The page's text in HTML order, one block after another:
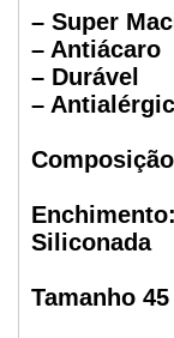
– Super
– Antiácaro
– Durável
–
Siliconada
Tamanho